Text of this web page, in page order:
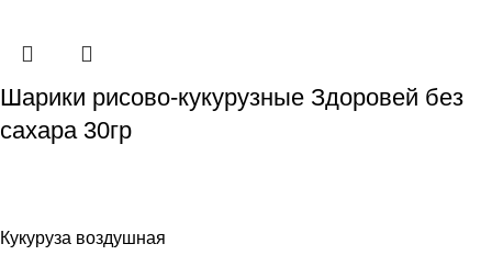
Шарики рисово-кукурузные Здоровей без
сахара 30гр
Кукуруза воздушная